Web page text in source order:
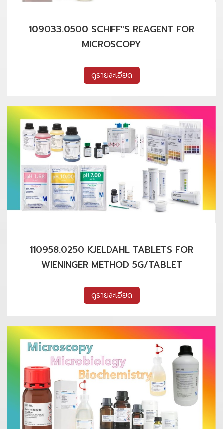
109033.0500 SCHIFF"S REAGENT FOR
MICROSCOPY
ดูรายละเอียด
110958.0250 KJELDAHL TABLETS FOR
WIENINGER METHOD 5G/TABLET
ดูรายละเอียด